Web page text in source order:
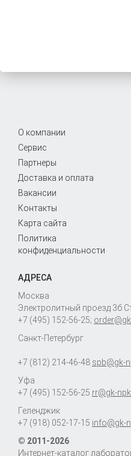
О компании
Сервис
Партнеры
Доставка и оплата
Вакансии
Контакты
Карта сайта
Политика
конфиденциальности
АДРЕСА
Москва
Электролитный проезд 3б
+7 (495) 152-56-25;
Санкт-Петербург
+7 (812) 214-46-48 spb@gk-
Уфа
+7 (495) 152-56-25 rr@gk-
Геленджик
+7 (918) 052-17-15 info@gk-
© 2011-2026
Интернет-каталог